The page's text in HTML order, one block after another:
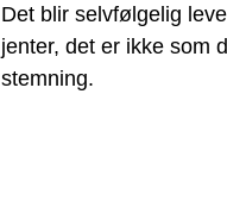
Det blir selvfølgelig
jenter, det er ikke som
stemning.